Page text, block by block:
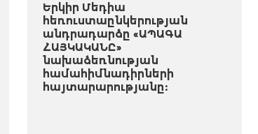
Երկիր Մեդիա
հեռուստաընկերության
անդրադարձը «ԱՊԱԳԱ
ՀԱՅԿԱԿԱՆԸ»
նախաձեռնության
համահիմնադիրների
հայտարարությանը: